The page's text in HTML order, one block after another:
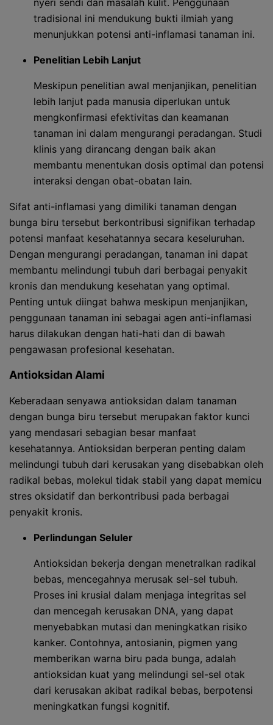
nyeri sendi dan masalah kulit. Penggunaan
tradisional ini mendukung bukti ilmiah yang
menunjukkan potensi anti-inflamasi tanaman ini.
Penelitian Lebih Lanjut
Meskipun penelitian awal menjanjikan, penelitian
lebih lanjut pada manusia diperlukan untuk
mengkonfirmasi efektivitas dan keamanan
tanaman ini dalam mengurangi peradangan. Studi
klinis yang dirancang dengan baik akan
membantu menentukan dosis optimal dan potensi
interaksi dengan obat-obatan lain.
Sifat anti-inflamasi yang dimiliki tanaman dengan
bunga biru tersebut berkontribusi signifikan terhadap
potensi manfaat kesehatannya secara keseluruhan.
Dengan mengurangi peradangan, tanaman ini dapat
membantu melindungi tubuh dari berbagai penyakit
kronis dan mendukung kesehatan yang optimal.
Penting untuk diingat bahwa meskipun menjanjikan,
penggunaan tanaman ini sebagai agen anti-inflamasi
harus dilakukan dengan hati-hati dan di bawah
pengawasan profesional kesehatan.
Antioksidan Alami
Keberadaan senyawa antioksidan dalam tanaman
dengan bunga biru tersebut merupakan faktor kunci
yang mendasari sebagian besar manfaat
kesehatannya. Antioksidan berperan penting dalam
melindungi tubuh dari kerusakan yang disebabkan oleh
radikal bebas, molekul tidak stabil yang dapat memicu
stres oksidatif dan berkontribusi pada berbagai
penyakit kronis.
Perlindungan Seluler
Antioksidan bekerja dengan menetralkan radikal
bebas, mencegahnya merusak sel-sel tubuh.
Proses ini krusial dalam menjaga integritas sel
dan mencegah kerusakan DNA, yang dapat
menyebabkan mutasi dan meningkatkan risiko
kanker. Contohnya, antosianin, pigmen yang
memberikan warna biru pada bunga, adalah
antioksidan kuat yang melindungi sel-sel otak
dari kerusakan akibat radikal bebas, berpotensi
meningkatkan fungsi kognitif.